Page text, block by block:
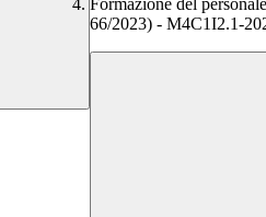
Formazione del
66/2023) - M4C1I2.1-